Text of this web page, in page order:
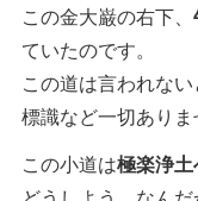
この金大巌の右下、
ていたのです。
この道は言われな
標識など一切ありま
この小道は極楽浄土